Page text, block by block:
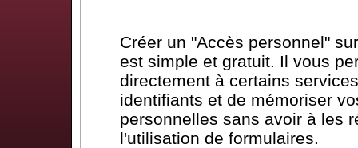
Créer un "Accès personnel"
est simple et gratuit. Il vous
directement à certains
identifiants et de mémoriser
personnelles sans avoir à les
l'utilisation de formulaires.